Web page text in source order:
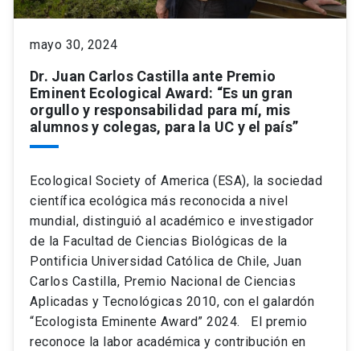
Académicos
Consejo de Facultad
Secretaría Académica
Documentos FCB
Dirección Investigación
Grupos de Investigación
Institutos y Centros
FCB en el Territorio
Redes Internacionales
Estudiantes
Pregrado
Postgrado
Centro de Estudiantes
Publicaciones
Contacto
mayo 30, 2024
Dr. Juan Carlos Castilla ante Premio
Eminent Ecological Award: “Es un gran
orgullo y responsabilidad para mí, mis
alumnos y colegas, para la UC y el país”
Ecological Society of America (ESA), la sociedad
científica ecológica más reconocida a nivel
mundial, distinguió al académico e investigador
de la Facultad de Ciencias Biológicas de la
Pontificia Universidad Católica de Chile, Juan
Carlos Castilla, Premio Nacional de Ciencias
Aplicadas y Tecnológicas 2010, con el galardón
“Ecologista Eminente Award” 2024. El premio
reconoce la labor académica y contribución en